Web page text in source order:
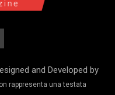
and Developed by
rappresenta una testata